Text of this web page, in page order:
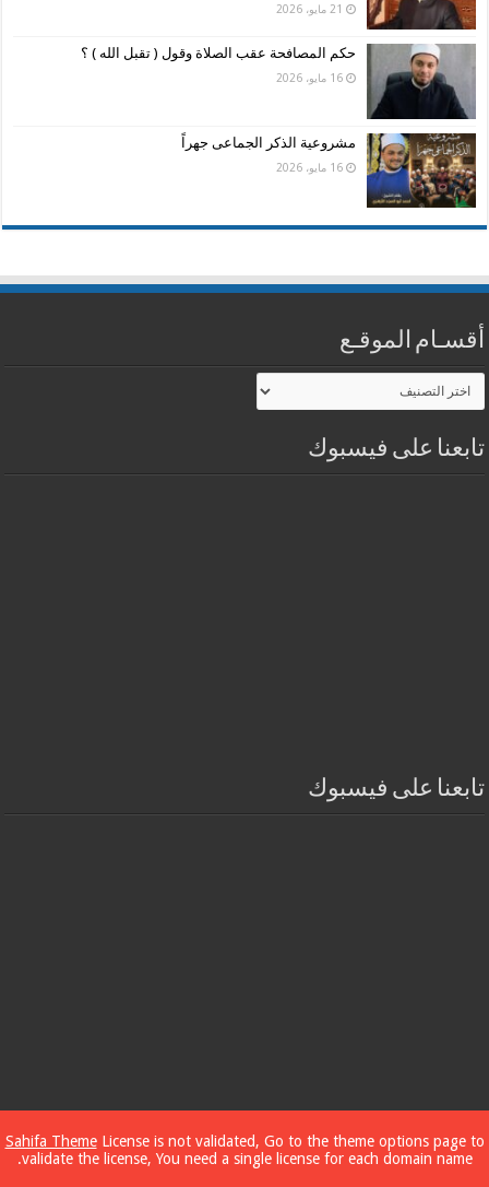
21 مايو، 2026
حكم المصافحة عقب الصلاة وقول ( تقبل الله ) ؟
16 مايو، 2026
مشروعية الذكر الجماعى جهراً
16 مايو، 2026
أقسـام الموقـع
أقسـام
الموقـع
تابعنا على فيسبوك
تابعنا على فيسبوك
Sahifa ThemeLicense is not validated, Go to the theme options page to
validate the license, You need a single license for each domain name.